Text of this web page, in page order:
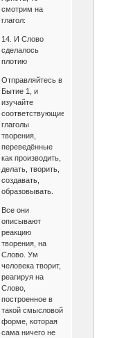
смотрим на
глагол:
14. И Слово
сделалось
плотию
Отправляйтесь в
Бытие 1, и
изучайте
соответствующие
глаголы
творения,
переведённые
как производить,
делать, творить,
создавать,
образовывать.
Все они
описывают
реакцию
творения, на
Слово. Ум
человека творит,
реагируя на
Слово,
построенное в
такой смысловой
форме, которая
сама ничего не